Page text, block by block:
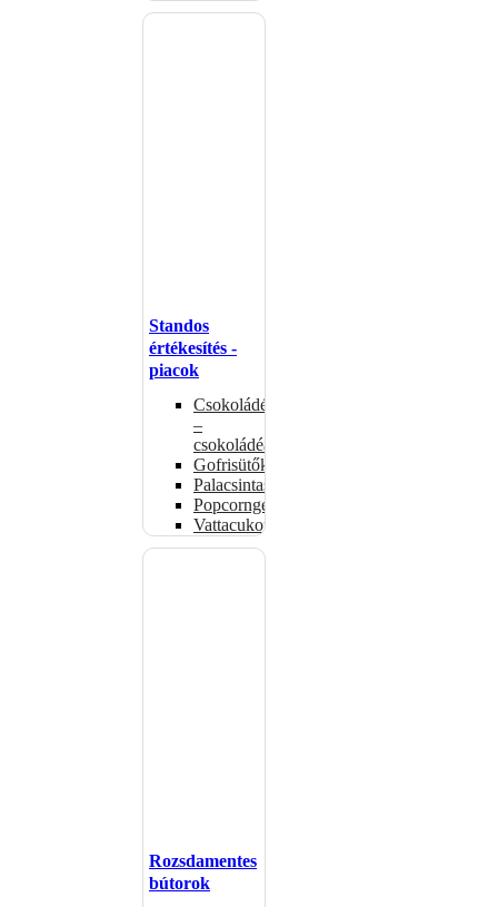
Standos
értékesítés -
piacok
Csokoládémelegítők
–
csokoládéadagolók
Gofrisütők
Palacsintasütők
Popcorngépek
Vattacukorgép
Rozsdamentes
bútorok